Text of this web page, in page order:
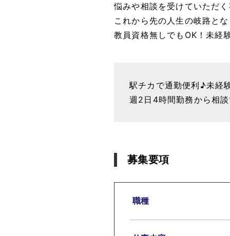
悩みや相談を受けていただ
これから先の人生の岐路と
教員資格無しでもOK！未経
駅チカで通勤便利♪未経
週2日4時間勤務から相
募集要項
職種